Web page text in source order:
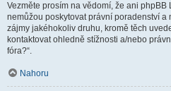
Vezměte prosím na vědomí, že ani
nemůžou poskytovat právní poradenství
zájmy jakéhokoliv druhu, kromě těch
kontaktovat ohledně stížnosti a/nebo
fóra?“.
Nahoru